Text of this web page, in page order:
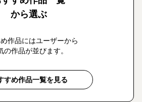
から選ぶ
作品にはユーザーから
の作品が並びます。
すめ作品一覧を見る